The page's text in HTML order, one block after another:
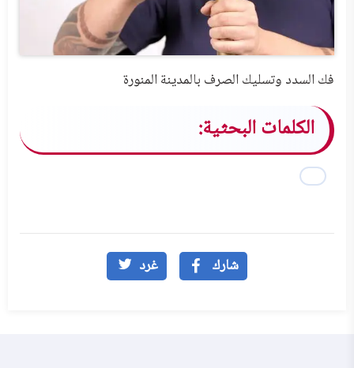
فك السدد وتسليك الصرف بالمدينة المنورة
الكلمات البحثية:
شارك غرد